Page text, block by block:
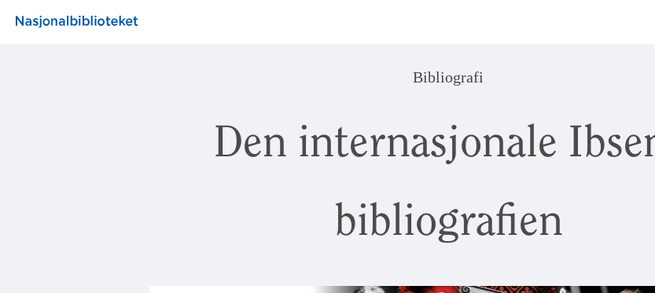
Bibliografi
Den internasjonale
bibliografien